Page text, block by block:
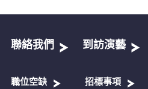
聯絡我們 到訪演藝
職位空缺 招標事項